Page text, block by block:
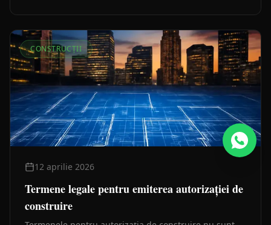
CONSTRUCȚII
12 aprilie 2026
Termene legale pentru emiterea autorizației de
construire